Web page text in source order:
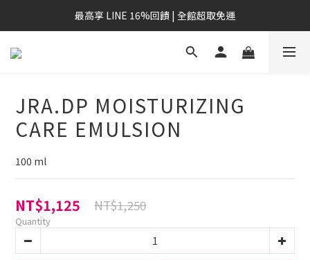
最高享 LINE 16%回饋 | 全館超取免運
JRA.DP MOISTURIZING
CARE EMULSION
100 ml
NT$1,125 NT$1,250
Quantity